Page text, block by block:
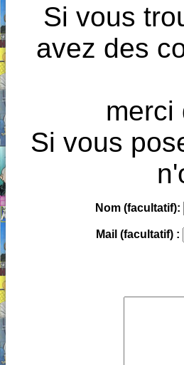
Si vous
avez des
merci
Si vous
Nom (facultatif):
Mail (facultatif) :